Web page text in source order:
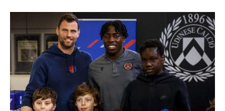
Calendari e Risultati
Classifiche
MEETING CENTER
SPONSOR
SQUADRE